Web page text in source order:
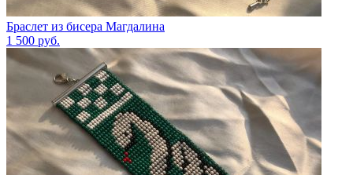
Браслет из бисера Магдалина
1 500 руб.